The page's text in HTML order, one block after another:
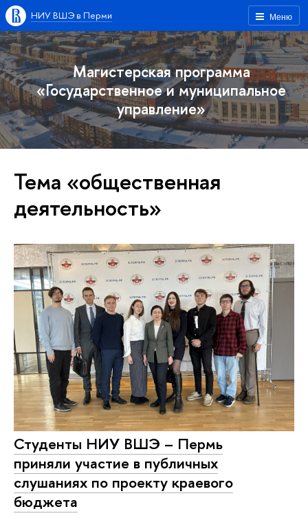
Меню
НИУ ВШЭ в Перми
Магистерская программа
«Государственное и муниципальное
управление»
Тема «общественная
деятельность»
Студенты НИУ ВШЭ – Пермь
приняли участие в публичных
слушаниях по проекту краевого
бюджета